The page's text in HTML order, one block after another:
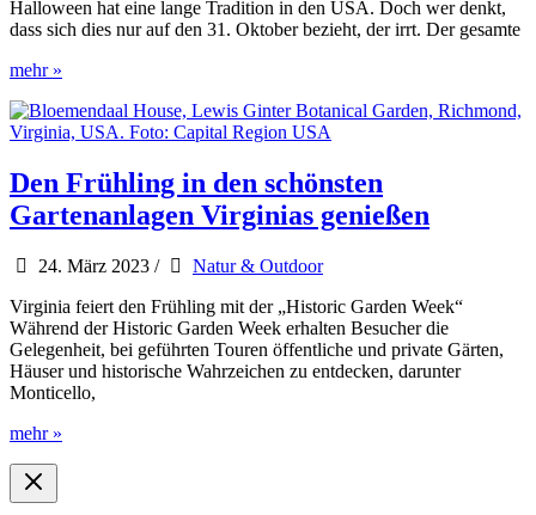
Halloween hat eine lange Tradition in den USA. Doch wer denkt,
dass sich dies nur auf den 31. Oktober bezieht, der irrt. Der gesamte
Halloween
anders
in
DC
und
der
Region
mehr »
Den Frühling in den schönsten
Gartenanlagen Virginias genießen
24. März 2023 /
Natur & Outdoor
Virginia feiert den Frühling mit der „Historic Garden Week“
Während der Historic Garden Week erhalten Besucher die
Gelegenheit, bei geführten Touren öffentliche und private Gärten,
Häuser und historische Wahrzeichen zu entdecken, darunter
Monticello,
Den
den
mehr »